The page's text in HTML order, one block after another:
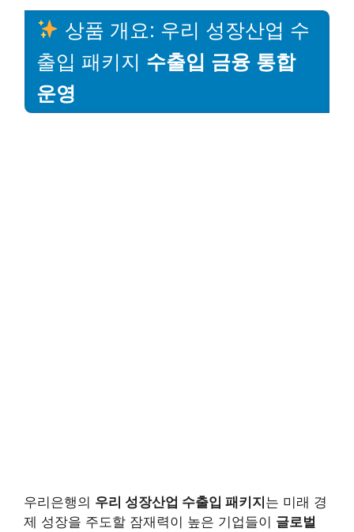
상품 개요: 우리 성장산업 수
출입 패키지 수출입 금융 통합
운영
우리은행의 우리 성장산업 수출입 패키지는 미래 경
제 성장을 주도할 잠재력이 높은 기업들이 글로벌